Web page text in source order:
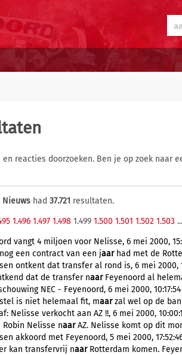
reacties doorzoeken. Ben je op zoek naar
Nieuws had 37.721 resultaten.
1.496 1.497 1.498 1.499 1.500 1.501 1.502 1.503 ...
vangt 4 miljoen voor Nelisse, 6 mei 2000,
een contract van een jaarhad met de
ontkent dat transfer al rond is, 6 mei 2000,
dat de transfer naarFeyenoord al
NEC - Feyenoord, 6 mei 2000, 10:17:54
is niet helemaal fit, maarzal wel op de
Nelisse verkocht aan AZ !!, 6 mei 2000,
Robin Nelisse naarAZ. Nelisse komt op dit
akkoord met Feyenoord, 5 mei 2000,
kan transfervrij naarRotterdam komen.